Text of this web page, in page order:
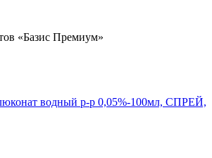
«Базис Премиум»
водный р-р 0,05%-100мл, СПРЕЙ,